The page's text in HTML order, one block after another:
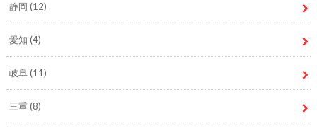
静岡 (12)
愛知 (4)
岐阜(11)
三重 (8)